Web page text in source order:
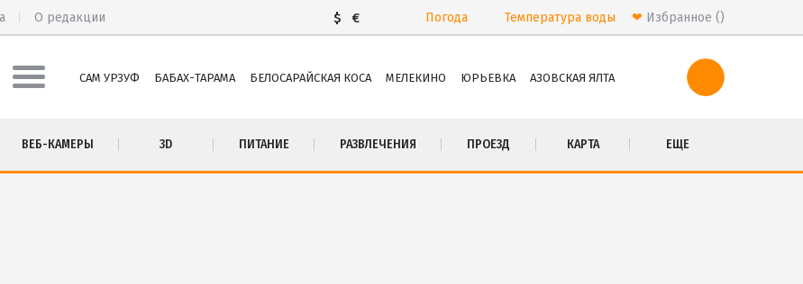
Погода Температура воды ❤ Избранное
$ €
О редакции
САМ УРЗУФ БАБАХ-ТАРАМА БЕЛОСАРАЙСКАЯ КОСА МЕЛЕКИНО ЮРЬЕВКА АЗОВСКАЯ ЯЛТА
ВЕБ-КАМЕРЫ 3D ПИТАНИЕ РАЗВЛЕЧЕНИЯ ПРОЕЗД КАРТА ЕЩЕ